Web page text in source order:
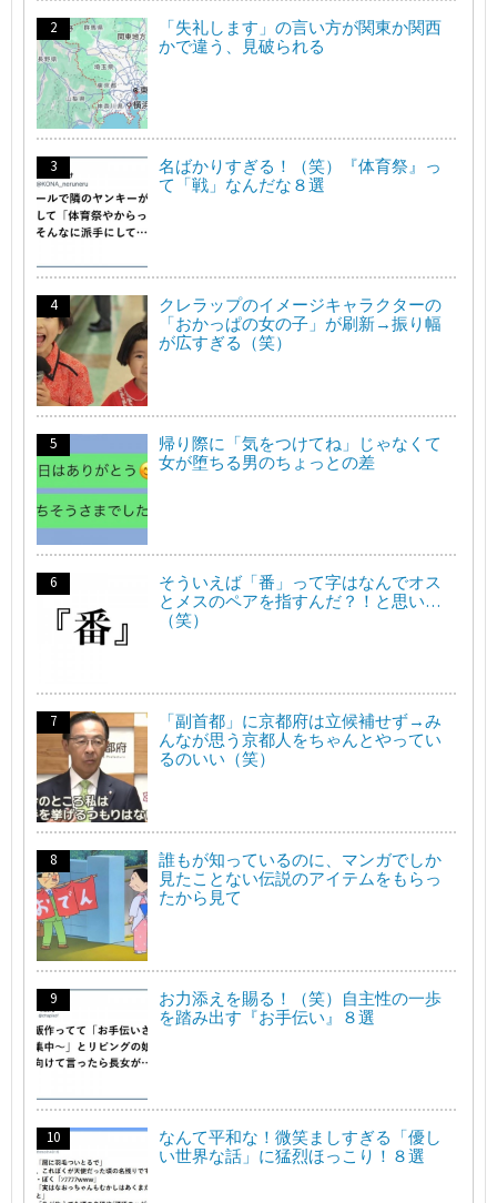
「失礼します」の言い方が関東か関西
かで違う、見破られる
名ばかりすぎる！（笑）『体育祭』っ
て「戦」なんだな８選
クレラップのイメージキャラクターの
「おかっぱの女の子」が刷新→振り幅
が広すぎる（笑）
帰り際に「気をつけてね」じゃなくて
女が堕ちる男のちょっとの差
そういえば「番」って字はなんでオス
とメスのペアを指すんだ？！と思い…
（笑）
「副首都」に京都府は立候補せず→み
んなが思う京都人をちゃんとやってい
るのいい（笑）
誰もが知っているのに、マンガでしか
見たことない伝説のアイテムをもらっ
たから見て
お力添えを賜る！（笑）自主性の一歩
を踏み出す『お手伝い』８選
なんて平和な！微笑ましすぎる「優し
い世界な話」に猛烈ほっこり！８選